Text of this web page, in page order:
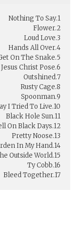
1.Nothing To Say
2.Flower
3.Loud Love
4.Hands All Over
5.Get On The Snake
6.Jesus Christ Pose
7.Outshined
8.Rusty Cage
9.Spoonman
10.The Day I Tried To Live
11.Black Hole Sun
12.Fell On Black Days
13.Pretty Noose
14.Burden In My Hand
15.Blow Up The Outside World
16.Ty Cobb
17.Bleed Together